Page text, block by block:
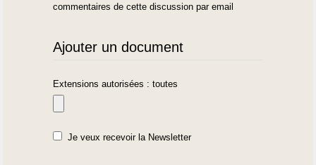
commentaires de cette discussion par email
Ajouter un document
Extensions autorisées : toutes
Je veux recevoir la Newsletter